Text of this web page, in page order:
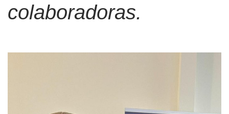
colaboradoras.